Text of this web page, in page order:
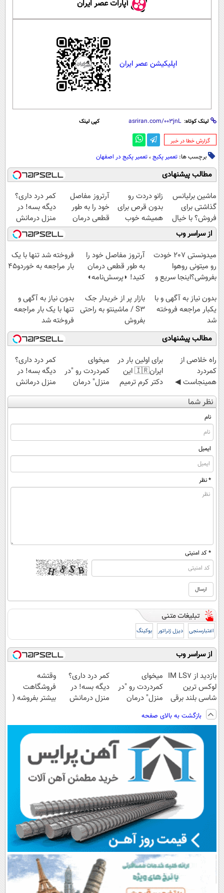
آپارات عصر ایران
اپلیکیشن عصر ایران
لینک کوتاه: کپی لینک
‌گزارش خطا در خبر
برچسب ها: تعمیر پکیج ، تعمیر پکیج در اصفهان
مطالب پیشنهادی
ماشین برلیانس
گذاشتی برای
فروش؟ با خیال
راحت بفروش
زانو دردت رو
بدون قرص برای
همیشه خوب
کن! (قدم اول،
پرسش‌نامه)
آرتروز مفاصل
خود را به طور
قطعی درمان
کنید!
◗پرسش‌نامه◖
کمر درد داری؟
دیگه بسه! در
منزل درمانش
کن
(◀پرسش‌نامه)
از سراسر وب
میدونستی 207 خودت
رو میتونی روهوا
بفروشی؟اینجا سریع و
آرتروز مفاصل خود را
به طور قطعی درمان
کنید! ◗پرسش‌نامه◖
فروخته شد تنها با یک
بار مراجعه به خوردو45
بدون نیاز به آگهی و با
یکبار مراجعه فروخته
شد
بازار پر از خریدار جک
S3 / ماشینتو به راحتی
بفروش
بدون نیاز به آگهی و
تنها با یک بار مراجعه
فروخته شد
مطالب پیشنهادی
‌راه خلاصی از
کمردرد
همینجاست ◀
فقط کافیه فرم
رو پر کنی!
برای اولین بار در
ایران🇮🇷 این
دکتر کرم ترمیم
کننده 23 روزه
ساخت!
میخوای
کمردردت رو "در
منزل" درمان
کنی؟ (◂فیلم +
◂پرسش‌نامه)
کمر درد داری؟
دیگه بسه! در
منزل درمانش
کن
(◀پرسش‌نامه)
نظر شما
نام
ایمیل
* نظر
* کد امنیتی
اعتبارسنجی دیزل ژنراتور بوکینگ
از سراسر وب
بازدید از IM LS7
لوکس ترین
شاسی بلند برقی
ایران در باشگاه
انقلاب
میخوای
کمردردت رو "در
منزل" درمان
◂پرسش‌نامه)
کمر درد داری؟
دیگه بسه! در
منزل درمانش
وقتشه
فروشگاهت
بیشتر بفروشه (
بازگشت به بالای صفحه